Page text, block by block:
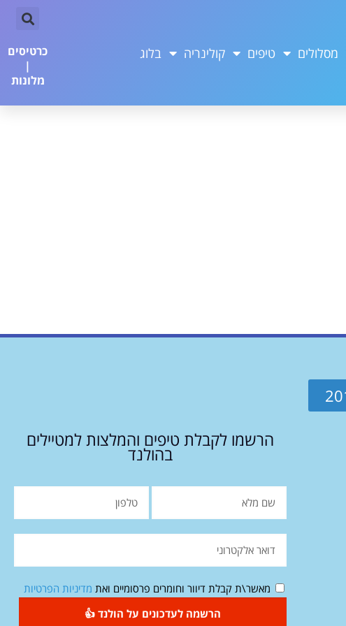
מסלולים טיפים קולינריה בלוג
כרטיסים
|
מלונות
הרשמו לקבלת טיפים והמלצות למטיילים
בהולנד
מאשר\ת קבלת דיוור וחומרים פרסומיים ואת מדיניות הפרטיות
הרשמה לעדכונים על הולנד 👍